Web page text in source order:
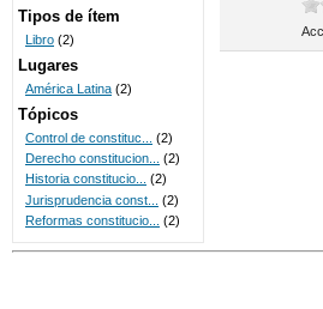
Tipos de ítem
Libro (2)
Lugares
América Latina (2)
Tópicos
Control de constituc...
(2)
Derecho constitucion...
(2)
Historia constitucio... (2)
Jurisprudencia const...
(2)
Reformas constitucio...
(2)